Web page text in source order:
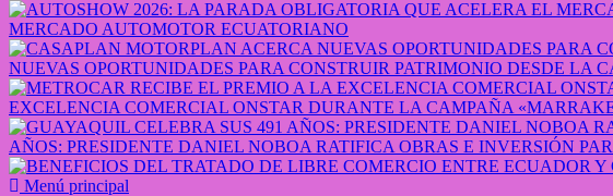
MERCADO AUTOMOTOR ECUATORIANO
NUEVAS OPORTUNIDADES PARA CONSTRUIR PATRIMONIO DESDE LA
EXCELENCIA COMERCIAL ONSTAR DURANTE LA CAMPAÑA
AÑOS: PRESIDENTE DANIEL NOBOA RATIFICA OBRAS E INVERSIÓN
Menú principal